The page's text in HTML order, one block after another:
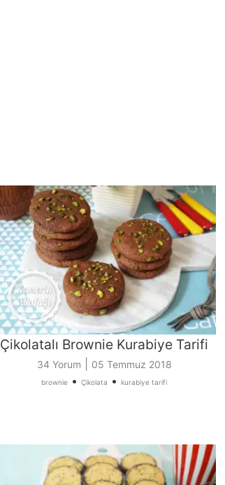
Çikolatalı Brownie Kurabiye Tarifi
34 Yorum 05 Temmuz 2018
brownie • Çikolata • kurabiye tarifi